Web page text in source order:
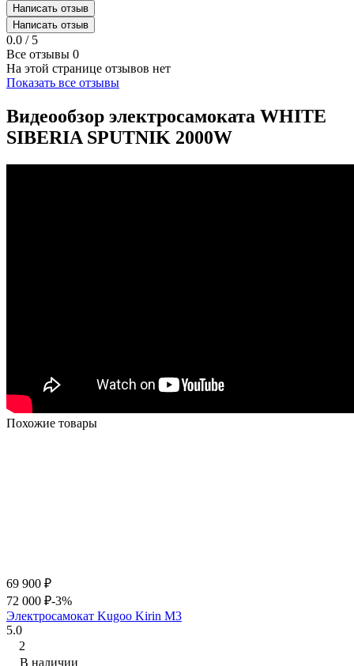
Написать отзыв
Написать отзыв
0.0 / 5
Все отзывы 0
На этой странице отзывов нет
Показать все отзывы
Видеообзор электросамоката WHITE
SIBERIA SPUTNIK 2000W
Похожие товары
69 900 ₽
72 000 ₽-3%
Электросамокат Kugoo Kirin M3
5.0
2
В наличии